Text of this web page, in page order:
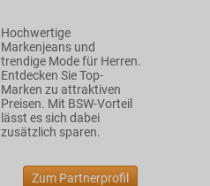
Hochwertige
Markenjeans und
trendige Mode für Herren.
Entdecken Sie Top-
Marken zu attraktiven
Preisen. Mit BSW-Vorteil
lässt es sich dabei
zusätzlich sparen.
Zum Partnerprofil